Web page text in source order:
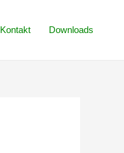
Kontakt Downloads